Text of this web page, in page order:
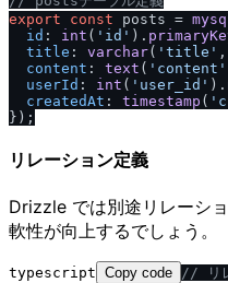
export
const posts =
id : int ( 'id' ).
title : varchar( 'title'
content : text ( 'content'
userId : int ( 'user_id' ).
createdAt : timestamp (
リレーション定義
Drizzle では別途リレーシ
軟性が向上するでしょう。
typescript Copy code // リ